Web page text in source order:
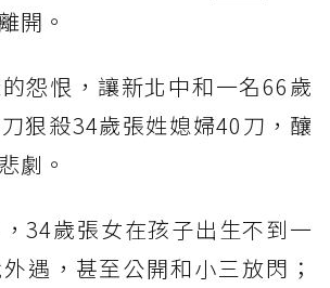
開。
怨恨，讓新北中和一名66歲
狠殺34歲張姓媳婦40刀，釀
劇。
34歲張女在孩子出生不到一
遇，甚至公開和小三放閃；